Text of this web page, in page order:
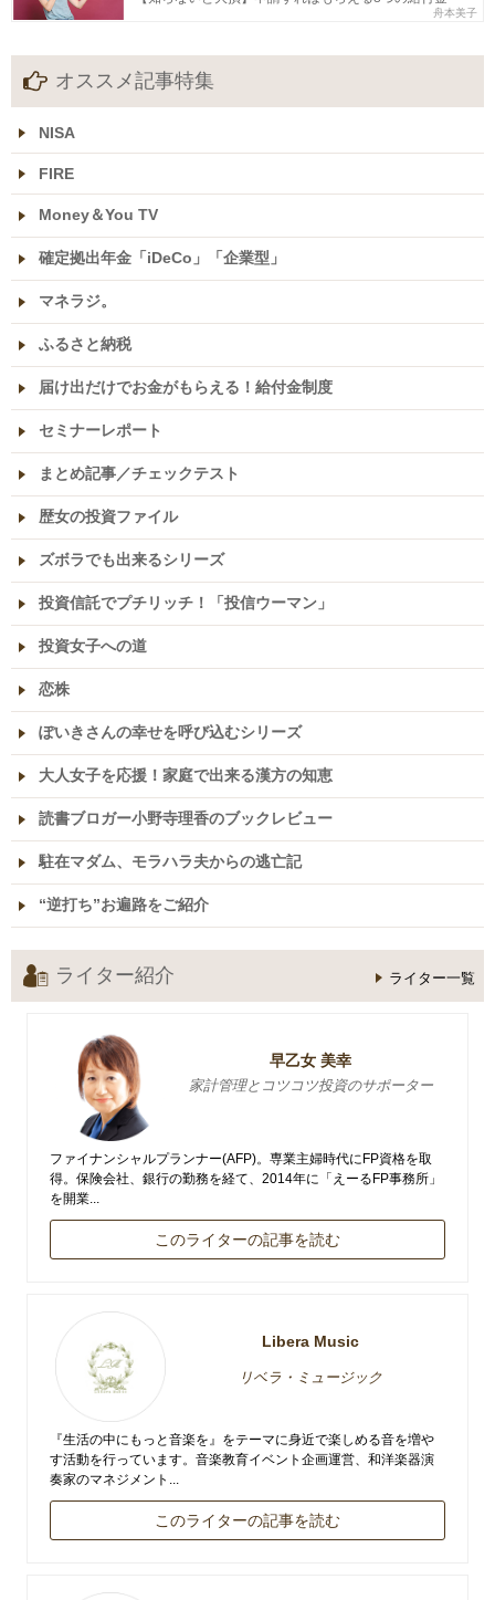
舟本美子
オススメ記事特集
NISA
FIRE
Money＆You TV
確定拠出年金「iDeCo」「企業型」
マネラジ。
ふるさと納税
届け出だけでお金がもらえる！給付金制度
セミナーレポート
まとめ記事／チェックテスト
歴女の投資ファイル
ズボラでも出来るシリーズ
投資信託でプチリッチ！「投信ウーマン」
投資女子への道
恋株
ぽいきさんの幸せを呼び込むシリーズ
大人女子を応援！家庭で出来る漢方の知恵
読書ブロガー小野寺理香のブックレビュー
駐在マダム、モラハラ夫からの逃亡記
“逆打ち”お遍路をご紹介
ライター紹介 ライター一覧
早乙女 美幸
家計管理とコツコツ投資のサポーター
ファイナンシャルプランナー(AFP)。専業主婦時代にFP資格を取
得。保険会社、銀行の勤務を経て、2014年に「えーるFP事務所」
を開業...
このライターの記事を読む
Libera Music
リベラ・ミュージック
『生活の中にもっと音楽を』をテーマに身近で楽しめる音を増や
す活動を行っています。音楽教育イベント企画運営、和洋楽器演
奏家のマネジメント...
このライターの記事を読む